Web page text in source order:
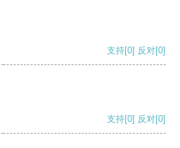
支持[0] 反对[0]
支持[0] 反对[0]